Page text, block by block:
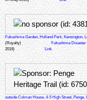
Fukushima Garden, Holland Park, Kensington,
(Royalty)
Fukushima Disaster
2019)
Link
outside Colman House, 4-5 High Street, Penge,